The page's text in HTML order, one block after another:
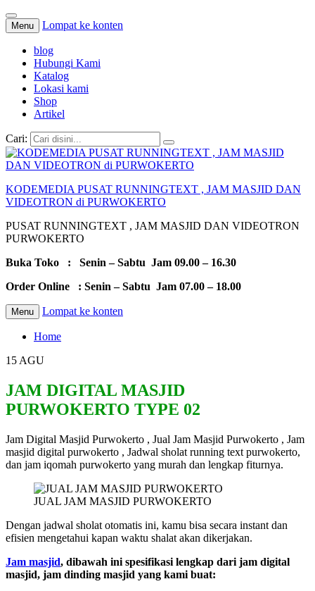
Menu Lompat ke konten
blog
Hubungi Kami
Katalog
Lokasi kami
Shop
Artikel
Cari:
KODEMEDIA PUSAT RUNNINGTEXT , JAM MASJID DAN
VIDEOTRON di PURWOKERTO
PUSAT RUNNINGTEXT , JAM MASJID DAN VIDEOTRON
PURWOKERTO
Buka Toko : Senin – Sabtu Jam 09.00 – 16.30
Order Online : Senin – Sabtu Jam 07.00 – 18.00
Menu Lompat ke konten
Home
15 AGU
JAM DIGITAL MASJID
PURWOKERTO TYPE 02
Jam Digital Masjid Purwokerto , Jual Jam Masjid Purwokerto , Jam
masjid digital purwokerto , Jadwal sholat running text purwokerto,
dan jam iqomah purwokerto yang murah dan lengkap fiturnya.
JUAL JAM MASJID PURWOKERTO
Dengan jadwal sholat otomatis ini, kamu bisa secara instant dan
efisien mengetahui kapan waktu shalat akan dikerjakan.
Jam masjid, dibawah ini spesifikasi lengkap dari jam digital
masjid, jam dinding masjid yang kami buat: